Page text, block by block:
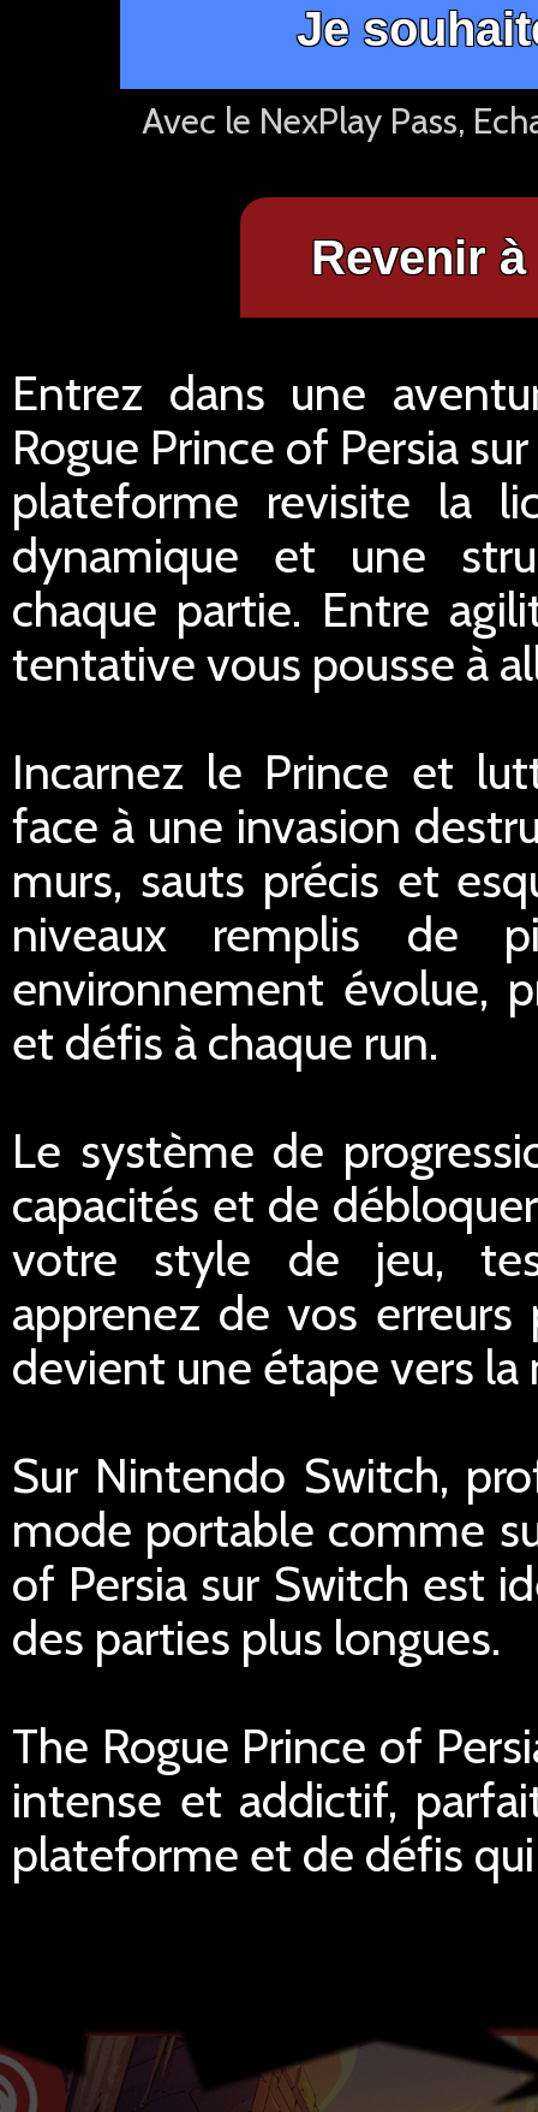
Je
Avec le NexPlay Pass,
Revenir
Entrez dans une
Rogue Prince of Persia
plateforme revisite la
dynamique et une
chaque partie. Entre
tentative vous pousse à
Incarnez le Prince et
face à une invasion
murs, sauts précis et
niveaux remplis de
environnement évolue,
et défis à chaque run.
Le système de
capacités et de
votre style de jeu,
apprenez de vos erreurs
devient une étape vers la
Sur Nintendo Switch,
mode portable comme
of Persia sur Switch est
des parties plus longues.
The Rogue Prince of
intense et addictif,
plateforme et de défis